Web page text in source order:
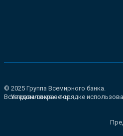
© 2025 Группа Всемирного банка.
Все права сохранены.
Уведомление о порядке